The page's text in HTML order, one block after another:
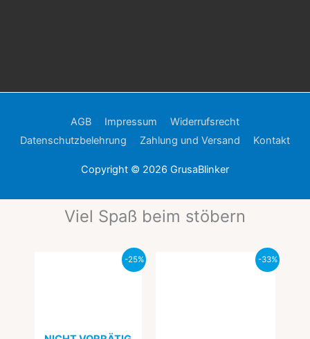
AGB Impressum
Widerrufsrecht
Datenschutzbelehrung
Zahlung und Versand Kontakt
Copyright © 2026 GrusaBlinker
Viel Spaß beim stöbern
-25%
Ursprünglicher
Aktueller
Preis
-33%
Ursprünglicher
Aktueller
Preis